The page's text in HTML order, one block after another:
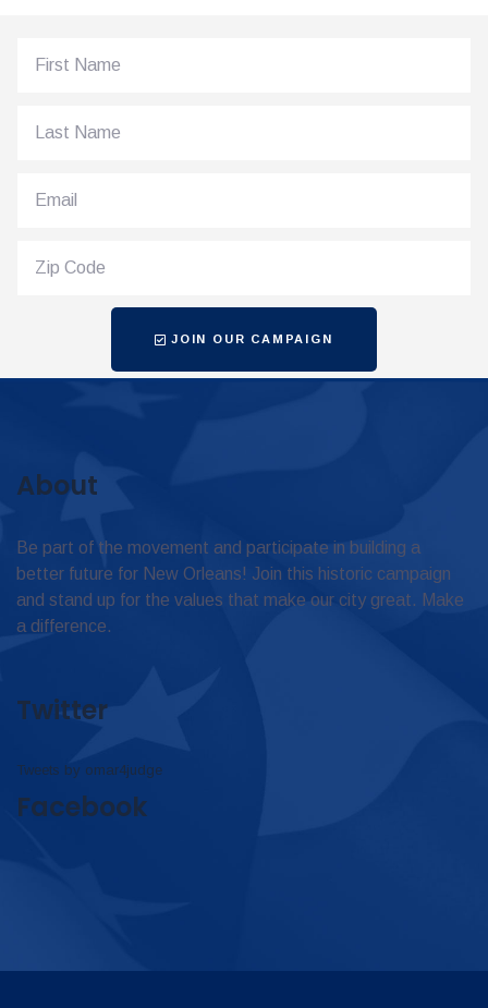
JOIN OUR CAMPAIGN
About
Be part of the movement and participate in building a
better future for New Orleans! Join this historic campaign
and stand up for the values that make our city great. Make
a difference.
Twitter
Tweets by omar4judge
Facebook